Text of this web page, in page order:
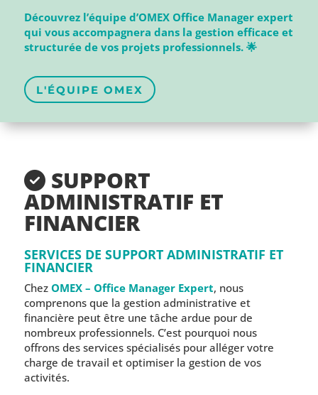
Découvrez l’équipe d’OMEX Office Manager expert
qui vous accompagnera dans la gestion efficace et
structurée de vos projets professionnels. 🌟
L'ÉQUIPE OMEX
SUPPORT
ADMINISTRATIF ET
FINANCIER
SERVICES DE SUPPORT ADMINISTRATIF ET
FINANCIER
Chez OMEX – Office Manager Expert, nous
comprenons que la gestion administrative et
financière peut être une tâche ardue pour de
nombreux professionnels. C’est pourquoi nous
offrons des services spécialisés pour alléger votre
charge de travail et optimiser la gestion de vos
activités.